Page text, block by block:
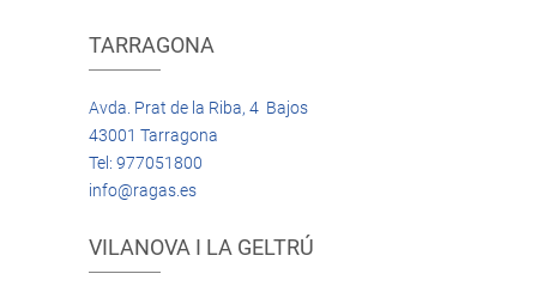
TARRAGONA
Avda. Prat de la Riba, 4 Bajos
43001 Tarragona
Tel: 977051800
info@ragas.es
VILANOVA I LA GELTRÚ